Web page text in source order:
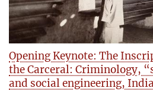
Opening Keynote: The
the Carceral: Criminology,
and social engineering,